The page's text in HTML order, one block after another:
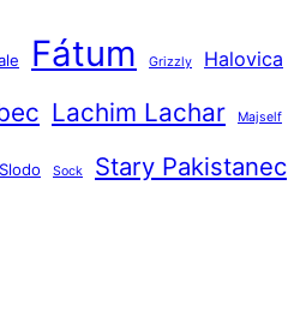
Fátum Grizzly Halovica
Lachim Lachar Majself
Slodo Sock Stary Pakistanec